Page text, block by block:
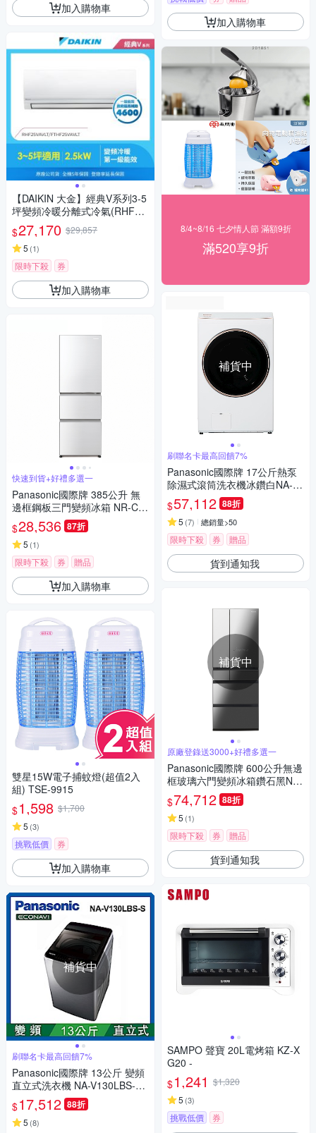
加入購物車
【DAIKIN 大金】經典V系列3-5
坪變頻冷暖分離式冷氣(RHF25
VAVLT/FTHF25VAVLT)
$27,170 $29,857
5 (1)
限時下殺 券
加入購物車
快速到貨+好禮多選一
Panasonic國際牌 385公升 無
邊框鋼板三門變頻冰箱 NR-C3
84HVL-W1晶鑽白
$28,536 87折
5 (1)
限時下殺 券 贈品
加入購物車
雙星15W電子捕蚊燈(超值2入
組) TSE-9915
$1,598 $1,700
5 (3)
挑戰低價 券
加入購物車
補貨中
刷聯名卡最高回饋7%
Panasonic國際牌 13公斤 變頻
直立式洗衣機 NA-V130LBS-S
不鏽鋼
$17,512 88折
5 (8)
加入購物車
8/4~8/16 七夕情人節 滿額9折
滿520享9折
補貨中
刷聯名卡最高回饋7%
Panasonic國際牌 17公斤熱泵
除濕式滾筒洗衣機冰鑽白NA-V
170RPH-W
$57,112 88折
5 (7) 總銷量>50
限時下殺 券 贈品
貨到通知我
補貨中
原廠登錄送3000+好禮多選一
Panasonic國際牌 600公升無邊
框玻璃六門變頻冰箱鑽石黑NR-
F601WX-X1
$74,712 88折
5 (1)
限時下殺 券 贈品
貨到通知我
SAMPO 聲寶 20L電烤箱 KZ-X
G20 -
$1,241 $1,320
5 (3)
挑戰低價 券